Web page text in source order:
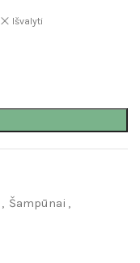
Išvalyti
, Šampūnai ,